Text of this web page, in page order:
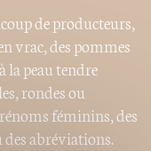
de producteurs,
vrac, des pommes
la peau tendre
rondes ou
féminins, des
des abréviations.